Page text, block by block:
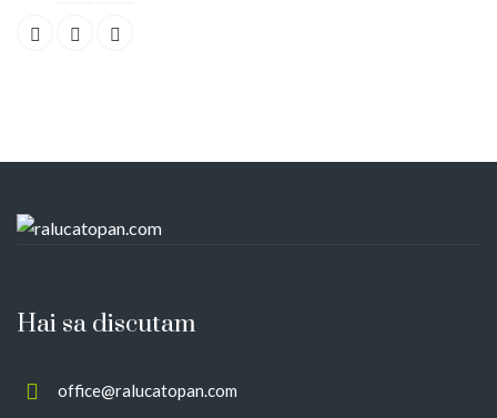
Hai sa discutam
office@ralucatopan.com